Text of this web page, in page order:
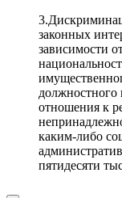
законных
зависимости
должностного
отношения к
каким-либо
пятидесяти